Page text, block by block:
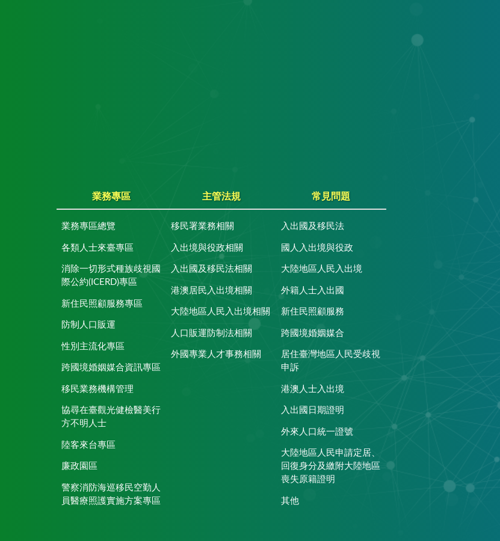
業務專區
業務專區總覽
各類人士來臺專區
消除一切形式種族歧視國
際公約(ICERD)專區
新住民照顧服務專區
防制人口販運
性別主流化專區
跨國境婚姻媒合資訊專區
移民業務機構管理
協尋在臺觀光健檢醫美行
方不明人士
陸客來台專區
廉政園區
警察消防海巡移民空勤人
員醫療照護實施方案專區
主管法規
移民署業務相關
入出境與役政相關
入出國及移民法相關
港澳居民入出境相關
大陸地區人民入出境相關
人口販運防制法相關
外國專業人才事務相關
常見問題
入出國及移民法
國人入出境與役政
大陸地區人民入出境
外籍人士入出國
新住民照顧服務
跨國境婚姻媒合
居住臺灣地區人民受歧視
申訴
港澳人士入出境
入出國日期證明
外來人口統一證號
大陸地區人民申請定居、
回復身分及繳附大陸地區
喪失原籍證明
其他